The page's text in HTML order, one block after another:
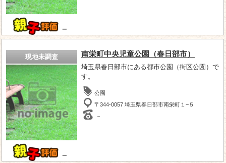
－
現地未調査
－
南栄町中央児童公園（春日部市）
埼玉県春日部市にある都市公園（街区公園）で
す。
公園
〒344-0057 埼玉県春日部市南栄町１−５
－